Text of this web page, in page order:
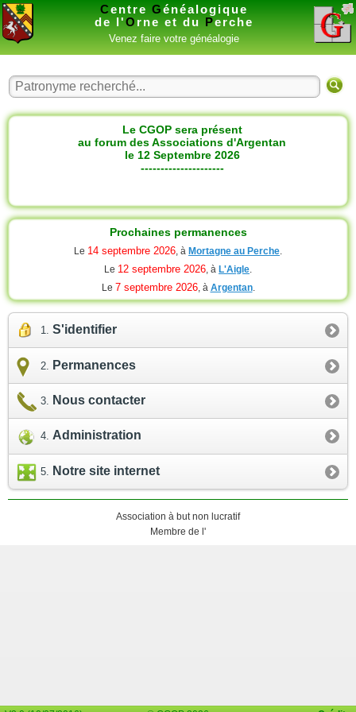
Centre Généalogique
de l'O rne et du Perche
Venez faire votre généalogie
Le CGOP sera présent
au forum des Associations d'Argentan
le 12 Septembre 2026
---------------------
Prochaines permanences
Le 14 septembre 2026, à Mortagne au Perche.
Le 12 septembre 2026, à L'Aigle.
Le 7 septembre 2026, à Argentan.
S'identifier
Permanences
Nous contacter
Administration
Notre site internet
Association à but non lucratif
Membre de l'